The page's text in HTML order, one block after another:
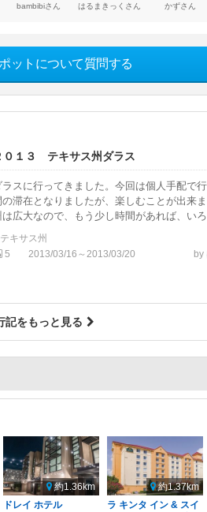
bambibiさん はるまきっく さん かずさん
ットについて質問する
０１３ テキサス州ダラス
ラスに行ってきました。今回は個人手配で
の滞在となりましたが、楽しむことが出来
は広大なので、もう少し時間があれば、い
テキサス州
5
2013/03/16～2013/03/20 by
記をもっと見る
約1.36km
ドレイ ホテル
約1.37km
ラ キンタ イン & スイ